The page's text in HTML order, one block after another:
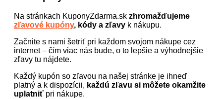
Na stránkach KuponyZdarma.sk zhromažďujeme
zľavové kupóny, kódy a zľavy k nákupu.
Začnite s nami šetriť pri každom svojom nákupe cez
internet – čím viac nás bude, o to lepšie a výhodnejšie
zľavy tu nájdete.
Každý kupón so zľavou na našej stránke je ihneď
platný a k dispozícii, každú zľavu si môžete okamžite
uplatniť pri nákupe.